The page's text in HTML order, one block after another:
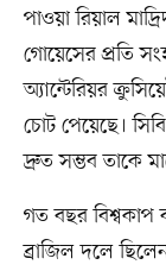
পাওয়া রিয়াল
গোয়েসের প্রতি
অ্যান্টেরিয়র
চোট পেয়েছে।
দ্রুত সম্ভব তাকে
গত বছর বিশ্বকাপ
ব্রাজিল দলে